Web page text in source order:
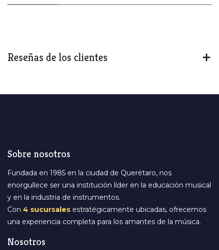
Reseñas de los clientes
Sobre nosotros
Fundada en 1985 en la ciudad de Querétaro, nos
enorgullece ser una institución líder en la educación musical
y en la industria de instrumentos.
Con 4 sucursales estratégicamente ubicadas, ofrecemos
una experiencia completa para los amantes de la música.
Nosotros